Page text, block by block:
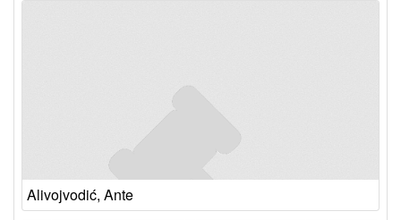
Alivojvodić, Ante